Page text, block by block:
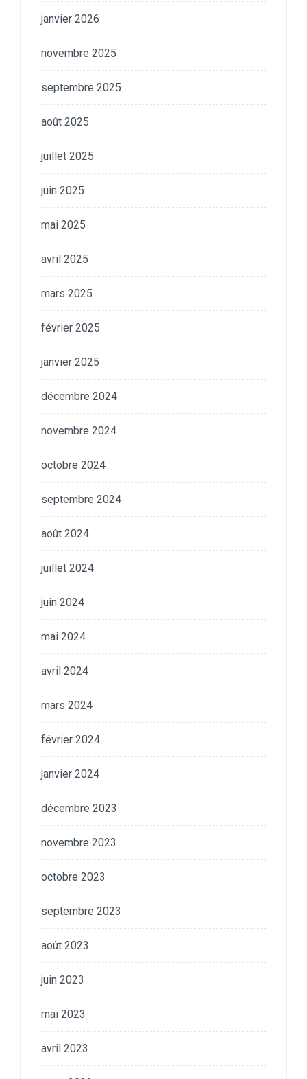
janvier 2026
novembre 2025
septembre 2025
août 2025
juillet 2025
juin 2025
mai 2025
avril 2025
mars 2025
février 2025
janvier 2025
décembre 2024
novembre 2024
octobre 2024
septembre 2024
août 2024
juillet 2024
juin 2024
mai 2024
avril 2024
mars 2024
février 2024
janvier 2024
décembre 2023
novembre 2023
octobre 2023
septembre 2023
août 2023
juin 2023
mai 2023
avril 2023